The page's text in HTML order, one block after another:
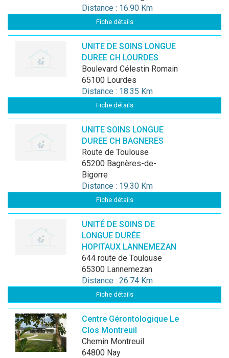
Distance : 16.90 Km
Fiche détails
UNITE DE SOINS LONGUE
DUREE CH LOURDES
Boulevard Célestin Romain
65100 Lourdes
Distance : 18.35 Km
Fiche détails
UNITE SOINS LONGUE
DUREE CH BAGNERES
route de Toulouse
65200 Bagnères-de-
Bigorre
Distance : 19.30 Km
Fiche détails
UNITÉ DE SOINS DE
LONGUE DURÉE
HOPITAUX LANNEMEZAN
644 route de Toulouse
65300 Lannemezan
Distance : 26.74 Km
Fiche détails
Centre Gérontologique Le
Clos Montreuil
Chemin Montreuil
64800 Nay